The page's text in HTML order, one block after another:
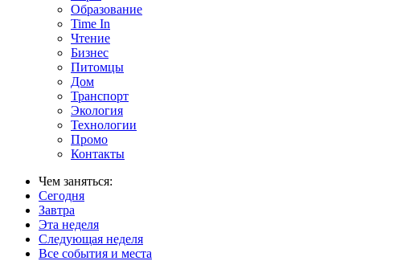
Образование
Time In
Чтение
Бизнес
Питомцы
Дом
Транспорт
Экология
Технологии
Промо
Контакты
Чем заняться:
Сегодня
Завтра
Эта неделя
Следующая неделя
Все события и места